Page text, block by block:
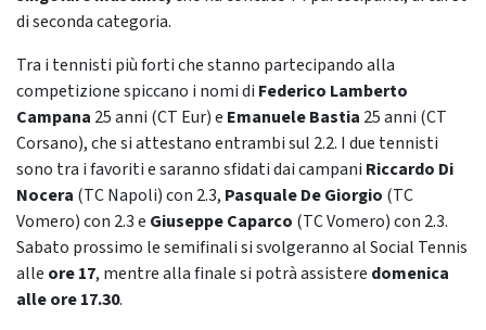
di seconda categoria.
Tra i tennisti più forti che stanno partecipando alla
competizione spiccano i nomi di Federico Lamberto
Campana 25 anni (CT Eur) e Emanuele Bastia 25 anni (CT
Corsano), che si attestano entrambi sul 2.2. I due tennisti
sono tra i favoriti e saranno sfidati dai campani Riccardo Di
Nocera (TC Napoli) con 2.3, Pasquale De Giorgio (TC
Vomero) con 2.3 e Giuseppe Caparco (TC Vomero) con 2.3.
Sabato prossimo le semifinali si svolgeranno al Social Tennis
alle ore 17, mentre alla finale si potrà assistere domenica
alle ore 17.30.